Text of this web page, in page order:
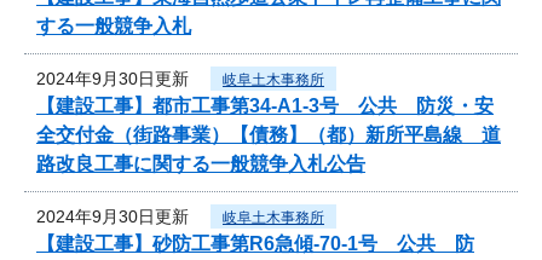
する一般競争入札
2024年9月30日更新 岐阜土木事務所
【建設工事】都市工事第34-A1-3号 公共 防災・安
全交付金（街路事業）【債務】（都）新所平島線 道
路改良工事に関する一般競争入札公告
2024年9月30日更新 岐阜土木事務所
【建設工事】砂防工事第R6急傾-70-1号 公共 防